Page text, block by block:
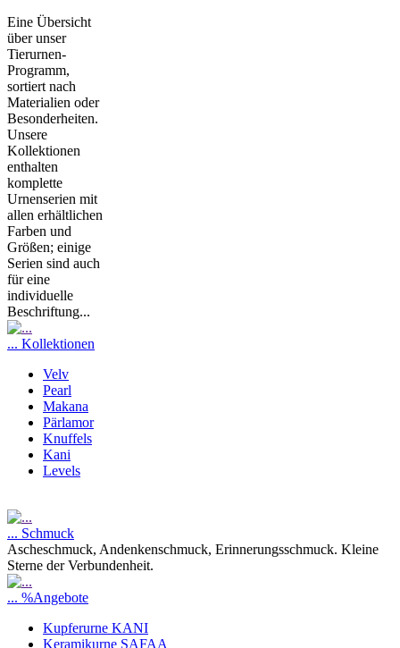
Eine Übersicht
über unser
Tierurnen-
Programm,
sortiert nach
Materialien oder
Besonderheiten.
Unsere
Kollektionen
enthalten
komplette
Urnenserien mit
allen erhältlichen
Farben und
Größen; einige
Serien sind auch
für eine
individuelle
Beschriftung...
... Kollektionen
Velv
Pearl
Makana
Pärlamor
Knuffels
Kani
Levels
... Schmuck
Ascheschmuck, Andenkenschmuck, Erinnerungsschmuck. Kleine
Sterne der Verbundenheit.
... %Angebote
Kupferurne KANI
Keramikurne SAFAA